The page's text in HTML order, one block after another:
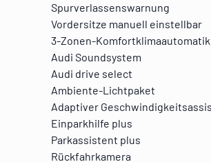
Spurverlassenswarnung
Vordersitze manuell einstellbar
3-Zonen-Komfortklimaautomatik
Audi Soundsystem
Audi drive select
Ambiente-Lichtpaket
Adaptiver
Einparkhilfe plus
Parkassistent plus
Rückfahrkamera